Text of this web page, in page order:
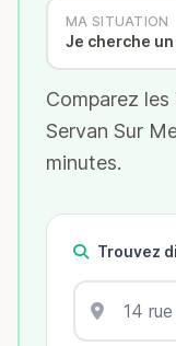
MA SITUATION
Je cherche
Comparez
Servan Sur
minutes.
Trouvez